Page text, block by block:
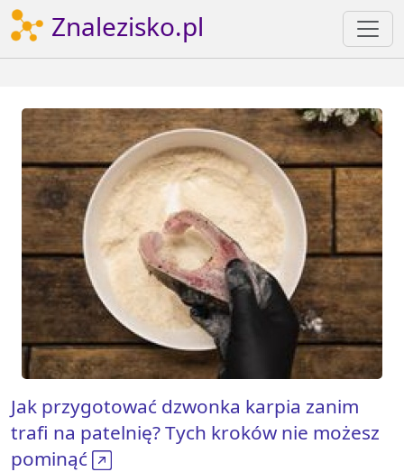
Znalezisko.pl
Jak przygotować dzwonka karpia zanim
trafi na patelnię? Tych kroków nie możesz
pominąć